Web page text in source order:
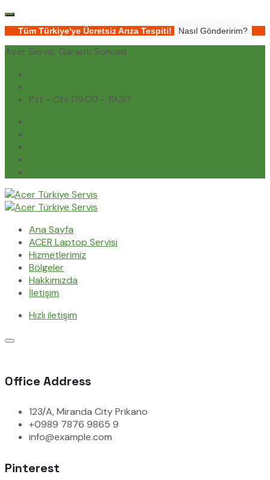
Tüm Türkiye'ye Ücretsiz Arıza Tespiti! Nasıl Gönderirim?
Acer Servis, Garanti Sonrası
Pzt - Cts 09.00 - 19.30
Ana Sayfa
ACER Laptop Servisi
Hizmetlerimiz
Bölgeler
Hakkımızda
İletişim
Hızlı iletişim
Office Address
123/A, Miranda City Prikano
+0989 7876 9865 9
info@example.com
Pinterest